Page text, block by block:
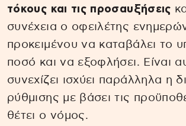
τόκους και τις προσαυξήσεις
συνέχεια ο οφειλέτης
προκειμένου να καταβάλει το
ποσό και να εξοφλήσει. Είναι
συνεχίζει ισχύει παράλληλα η
ρύθμισης με βάσει τις
θέτει ο νόμος.